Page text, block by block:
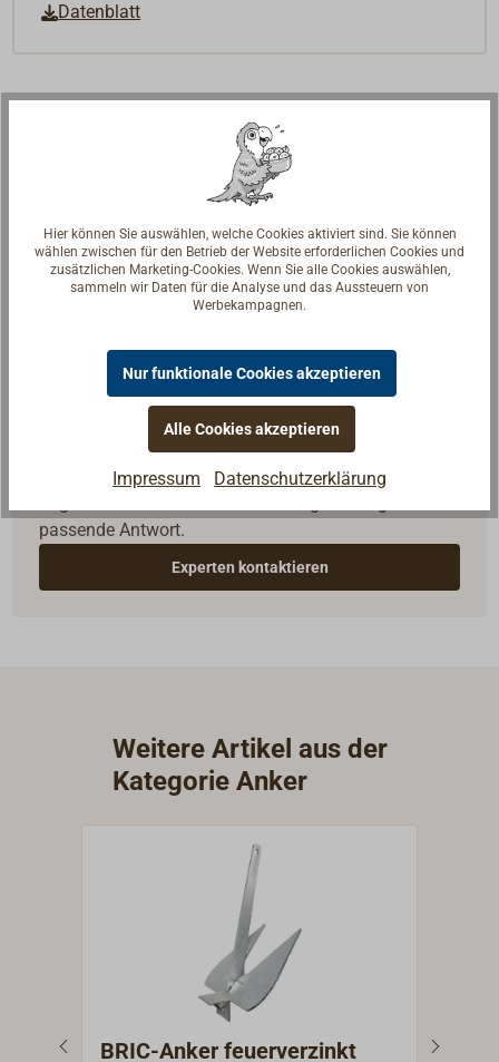
Datenblatt
Fragen zum Artikel?
Reden Sie mit Handwerkern, Bootsbauern und
passende Antwort.
Experten kontaktieren
Weitere Artikel aus der
Kategorie Anker
BRIC-Anker feuerverzinkt
Hier können Sie auswählen, welche Cookies aktiviert sind. Sie können
wählen zwischen für den Betrieb der Website erforderlichen Cookies und
zusätzlichen Marketing-Cookies. Wenn Sie alle Cookies auswählen,
sammeln wir Daten für die Analyse und das Aussteuern von
Werbekampagnen.
Nur funktionale Cookies akzeptieren
Alle Cookies akzeptieren
Impressum Datenschutzerklärung